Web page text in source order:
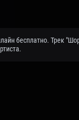
бесплатно. Трек